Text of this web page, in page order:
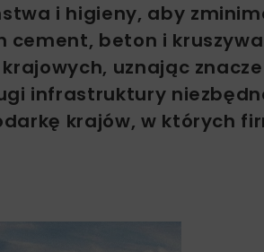
i higieny, aby
cement, beton i kruszywa
uznając
infrastruktury
krajów, w których